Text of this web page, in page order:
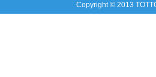
Copyright © 2013